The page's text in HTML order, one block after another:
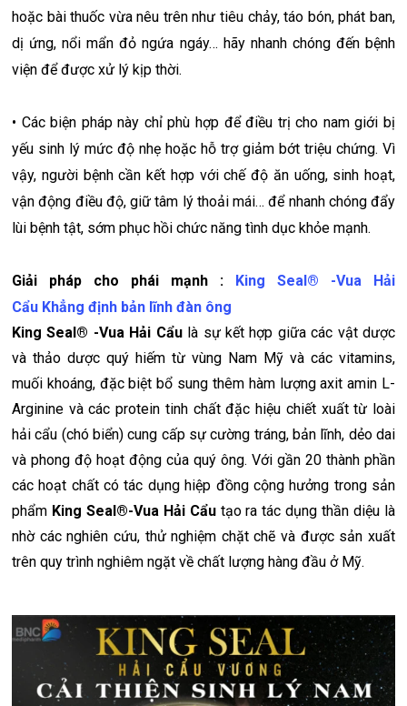
hoặc bài thuốc vừa nêu trên như tiêu chảy, táo bón, phát ban,
dị ứng, nổi mẩn đỏ ngứa ngáy… hãy nhanh chóng đến bệnh
viện để được xử lý kịp thời.
• Các biện pháp này chỉ phù hợp để điều trị cho nam giới bị
yếu sinh lý mức độ nhẹ hoặc hỗ trợ giảm bớt triệu chứng. Vì
vậy, người bệnh cần kết hợp với chế độ ăn uống, sinh hoạt,
vận động điều độ, giữ tâm lý thoải mái… để nhanh chóng đẩy
lùi bệnh tật, sớm phục hồi chức năng tình dục khỏe mạnh.
Giải pháp cho phái mạnh : King Seal® -Vua Hải
Cẩu Khẳng định bản lĩnh đàn ông
King Seal® -Vua Hải Cẩulà sự kết hợp giữa các vật dược
và thảo dược quý hiếm từ vùng Nam Mỹ và các vitamins,
muối khoáng, đặc biệt bổ sung thêm hàm lượng axit amin L-
Arginine và các protein tinh chất đặc hiệu chiết xuất từ loài
hải cẩu (chó biển) cung cấp sự cường tráng, bản lĩnh, dẻo dai
và phong độ hoạt động của quý ông. Với gần 20 thành phần
các hoạt chất có tác dụng hiệp đồng cộng hưởng trong sản
phẩm King Seal®-Vua Hải Cẩutạo ra tác dụng thần diệu là
nhờ các nghiên cứu, thử nghiệm chặt chẽ và được sản xuất
trên quy trình nghiêm ngặt về chất lượng hàng đầu ở Mỹ.